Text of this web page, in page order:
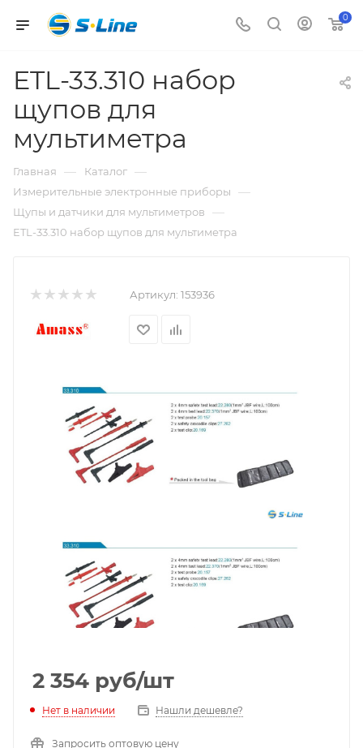
0
ETL-33.310 набор
щупов для
мультиметра
Главная — Каталог —
Измерительные электронные приборы —
Щупы и датчики для мультиметров —
ETL-33.310 набор щупов для мультиметра
Артикул: 153936
2 354 руб/шт
Нет в наличии Нашли дешевле?
Запросить оптовую цену